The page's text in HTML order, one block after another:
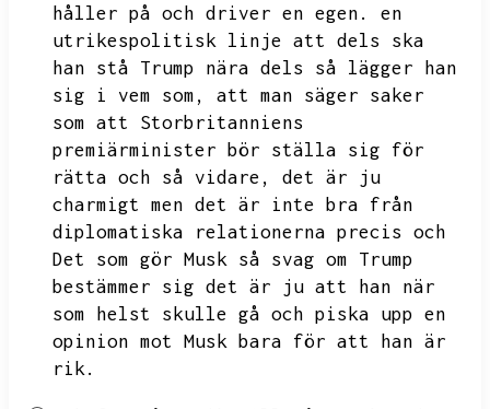
håller på och driver en egen.
en
utrikespolitisk linje att dels ska
han stå Trump nära dels så lägger han
sig i vem som,
att man säger saker
som att Storbritanniens
premiärminister bör ställa sig för
rätta och så vidare,
det är ju
charmigt men det är inte bra från
diplomatiska relationerna precis och
Det som gör Musk så svag om Trump
bestämmer sig det är ju att han när
som helst skulle gå och piska upp en
opinion mot Musk bara för att han är
rik.